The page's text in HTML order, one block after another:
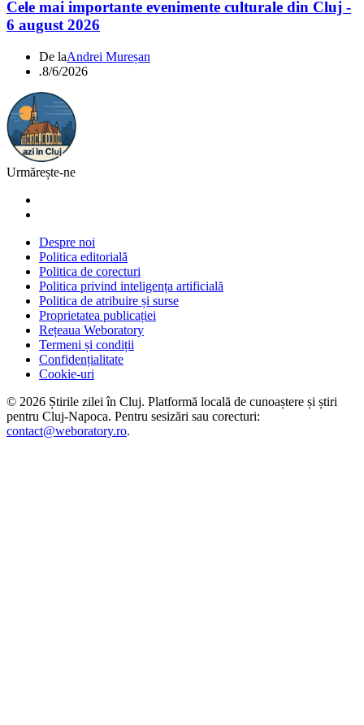
Cele mai importante evenimente culturale din Cluj -
6 august 2026
De laAndrei Mureșan
.8/6/2026
Urmărește-ne
Despre noi
Politica editorială
Politica de corecturi
Politica privind inteligența artificială
Politica de atribuire și surse
Proprietatea publicației
Rețeaua Weboratory
Termeni și condiții
Confidențialitate
Cookie-uri
© 2026 Știrile zilei în Cluj. Platformă locală de cunoaștere și știri
pentru Cluj-Napoca. Pentru sesizări sau corecturi:
contact@weboratory.ro.